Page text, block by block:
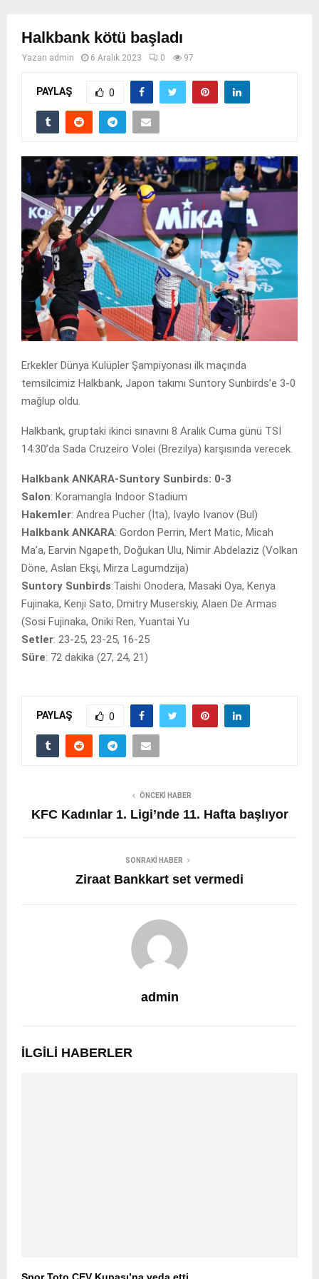
Halkbank kötü başladı
Yazan admin 6 Aralık 2023 0 97
PAYLAŞ 0
Erkekler Dünya Kulüpler Şampiyonası ilk maçında
temsilcimiz Halkbank, Japon takımı Suntory Sunbirds’e 3-0
mağlup oldu.
Halkbank, gruptaki ikinci sınavını 8 Aralık Cuma günü TSİ
14:30’da Sada Cruzeiro Volei (Brezilya) karşısında verecek.
Halkbank ANKARA-Suntory Sunbirds: 0-3
Salon: Koramangla Indoor Stadium
Hakemler: Andrea Pucher (İta), Ivaylo Ivanov (Bul)
Halkbank ANKARA: Gordon Perrin, Mert Matic, Micah
Ma’a, Earvin Ngapeth, Doğukan Ulu, Nimir Abdelaziz (Volkan
Döne, Aslan Ekşi, Mirza Lagumdzija)
Suntory Sunbirds:Taishi Onodera, Masaki Oya, Kenya
Fujinaka, Kenji Sato, Dmitry Muserskiy, Alaen De Armas
(Sosi Fujinaka, Oniki Ren, Yuantai Yu
Setler: 23-25, 23-25, 16-25
Süre: 72 dakika (27, 24, 21)
PAYLAŞ 0
ÖNCEKI HABER
KFC Kadınlar 1. Ligi’nde 11. Hafta başlıyor
SONRAKI HABER
Ziraat Bankkart set vermedi
admin
İLGILI HABERLER